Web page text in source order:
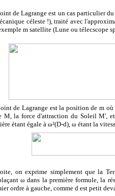
de Lagrange est un cas particulier
céleste !), traité avec
m satellite (Lune ou télecscope
de Lagrange est la position de m
M, la force d'attraction du Soleil M',
étant égale à ω²(D-d), ω étant la
on exprime simplement que la
ω dans la première formule, la
ordre à gauche, comme d est petit